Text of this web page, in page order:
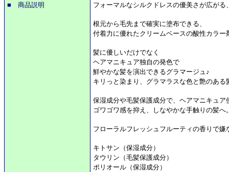
■ 商品説明
フォーマルなシルクドレスの優美さが広がる
根元から毛先まで確実に塗布できる、
付着力に優れたクリームベースの酸性カラー
髪に優しいだけでなく
ヘアマニキュア独自の発色で
鮮やかな髪を演出できるグラマージュ♪
キリっと染まり、グラマラスな色と艶のある
保湿成分や毛髪保護成分で、ヘアマニキュア
ゴワゴワ感を抑え、しなやかな手触りの髪へ
フローラルフレッシュフルーティの香りで嫌
キトサン（保湿成分）
タウリン（毛髪保護成分）
ポリオール（保湿成分）